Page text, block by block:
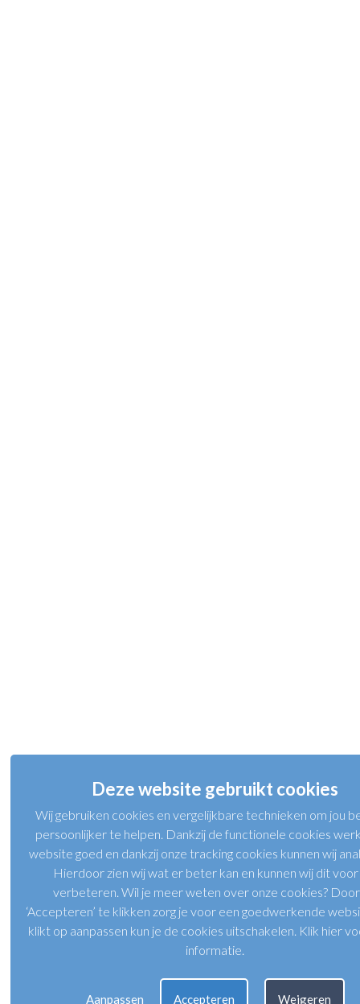
Deze website gebruikt cookies
Wij gebruiken cookies en vergelijkbare technieken om jou
persoonlijker te helpen. Dankzij de functionele cookies
website goed en dankzij onze tracking cookies kunnen wij
Hierdoor zien wij wat er beter kan en kunnen wij dit voor
verbeteren. Wil je meer weten over onze cookies?
‘Accepteren’ te klikken zorg je voor een goedwerkende
klikt op aanpassen kun je de cookies uitschakelen. Klik hier
informatie.
Aanpassen Accepteren Weigeren